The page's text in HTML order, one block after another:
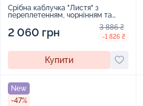
Срібна каблучка "Листя" з
переплетенням, чорнінням та
2 060 грн 3 886 ₴
-1 826 ₴
Купити
New
-47%